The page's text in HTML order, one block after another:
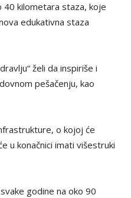
40 kilometara staza, koje
edukativna staza
želi da inspiriše i
pešačenju, kao
o kojoj će
u konačnici imati višestruki
godine na oko 90